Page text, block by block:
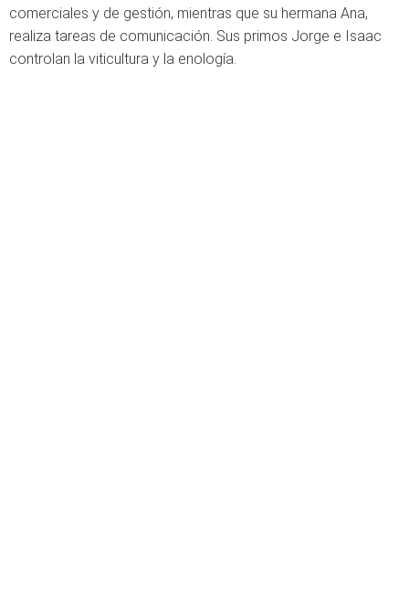
comerciales y de gestión, mientras que su hermana Ana,
realiza tareas de comunicación. Sus primos Jorge e Isaac
controlan la viticultura y la enología.